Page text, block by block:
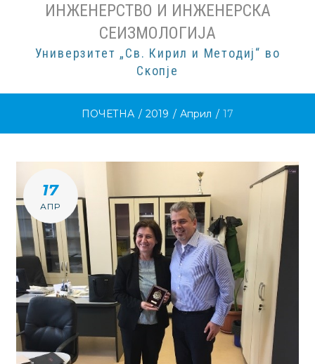
ИНЖЕНЕРСТВО И ИНЖЕНЕРСКА
СЕИЗМОЛОГИЈА
Универзитет „Св. Кирил и Методиј“ во
Скопје
ПОЧЕТНА / 2019 / Април / 17
ДЕН:
Д.М.Г
17
АПР